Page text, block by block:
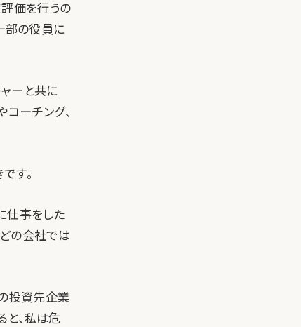
価を行うの
部の役員に
ーと共に
ーチング、
す。
仕事をした
の会社では
投資先企業
と、私は危